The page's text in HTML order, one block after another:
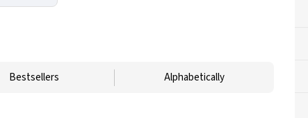
Bestsellers Alphabetically